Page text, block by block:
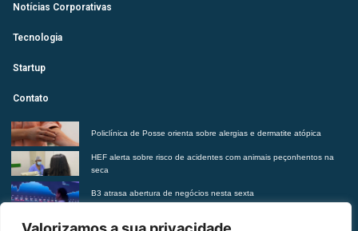
Notícias Corporativas
Tecnologia
Startup
Contato
Policlínica de Posse orienta sobre alergias e dermatite atópica
HEF alerta sobre risco de acidentes com animais peçonhentos na
seca
B3 atrasa abertura de negócios nesta sexta